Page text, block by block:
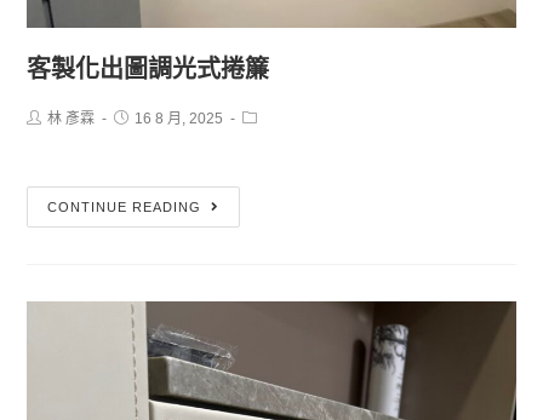
客製化出圖調光式捲簾
林 彥霖 16 8 月, 2025
CONTINUE READING